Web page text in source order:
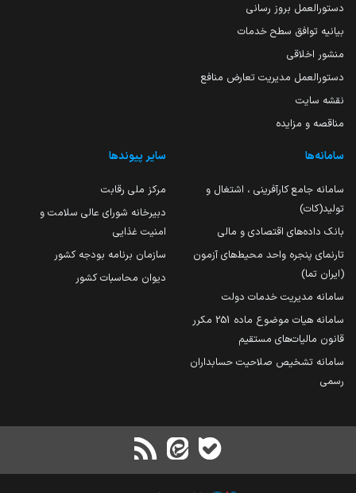
دستورالعمل بروز رسانی
بیانیه توافق سطح خدمات
منشور اخلاقی
دستورالعمل مدیریت تعارض منافع
نقشه سایت
مناقصه و مزایده
سامانه‌ها
سامانه جامع کارآفرینی ، اشتغال و
تولید(کات)
بانک داده‌های اقتصادی و مالی
تارنمای پنجره واحد محیط‌های آزمون
(ایران تما)
سامانه مدیریت خدمات دولت
سامانه هیات موضوع ماده 251 مکرر
قانون مالیات‌های مستقیم
سامانه تشخیص صلاحیت حسابداران
رسمی
سایر پیوندها
مرکز ملی رقابت
دبیرخانه شورای عالی سلامت و
امنیت غذایی
سازمان برنامه بودجه کشور
دیوان محاسبات کشور